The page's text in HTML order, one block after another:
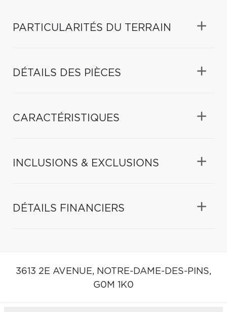
PARTICULARITÉS DU TERRAIN
DÉTAILS DES PIÈCES
CARACTÉRISTIQUES
INCLUSIONS & EXCLUSIONS
DÉTAILS FINANCIERS
3613 2E AVENUE, NOTRE-DAME-DES-PINS,
G0M 1K0